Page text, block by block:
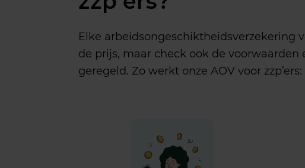
Elke arbeidsongeschiktheidsverzekering
de prijs, maar check ook de voorwaarden
geregeld. Zo werkt onze AOV voor zzp’ers: